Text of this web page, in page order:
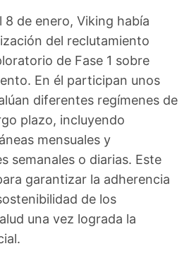
8 de enero, Viking había
del reclutamiento
de Fase 1 sobre
En él participan unos
diferentes regímenes de
plazo, incluyendo
mensuales y
semanales o diarias. Este
garantizar la adherencia
de los
una vez lograda la